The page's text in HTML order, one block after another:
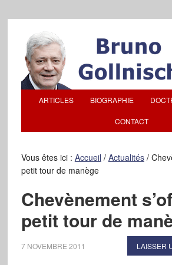
ARTICLES BIOGRAPHIE
CONTACT
Vous êtes ici : Accueil / Actualités /
petit tour de manège
Chevènement
petit tour de
7 NOVEMBRE 2011 LAISSER